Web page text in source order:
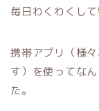
毎日わくわくし
携帯アプリ（様
す）を使ってな
た。